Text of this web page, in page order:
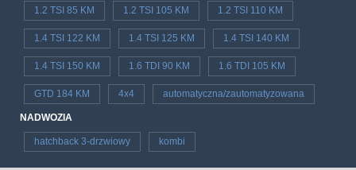
1.2 TSI 85 KM 1.2 TSI 105 KM 1.2 TSI 110 KM
1.4 TSI 122 KM 1.4 TSI 125 KM 1.4 TSI 140 KM
1.4 TSI 150 KM 1.6 TDI 90 KM 1.6 TDI 105 KM
GTD 184 KM 4x4 automatyczna/zautomatyzowana
NADWOZIA
hatchback 3-drzwiowy kombi